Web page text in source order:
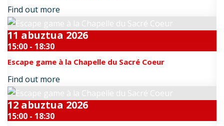
Find out more
11 abuztua 2026
15:00 - 18:30
Escape game à la Chapelle du Sacré Coeur
Find out more
12 abuztua 2026
15:00 - 18:30